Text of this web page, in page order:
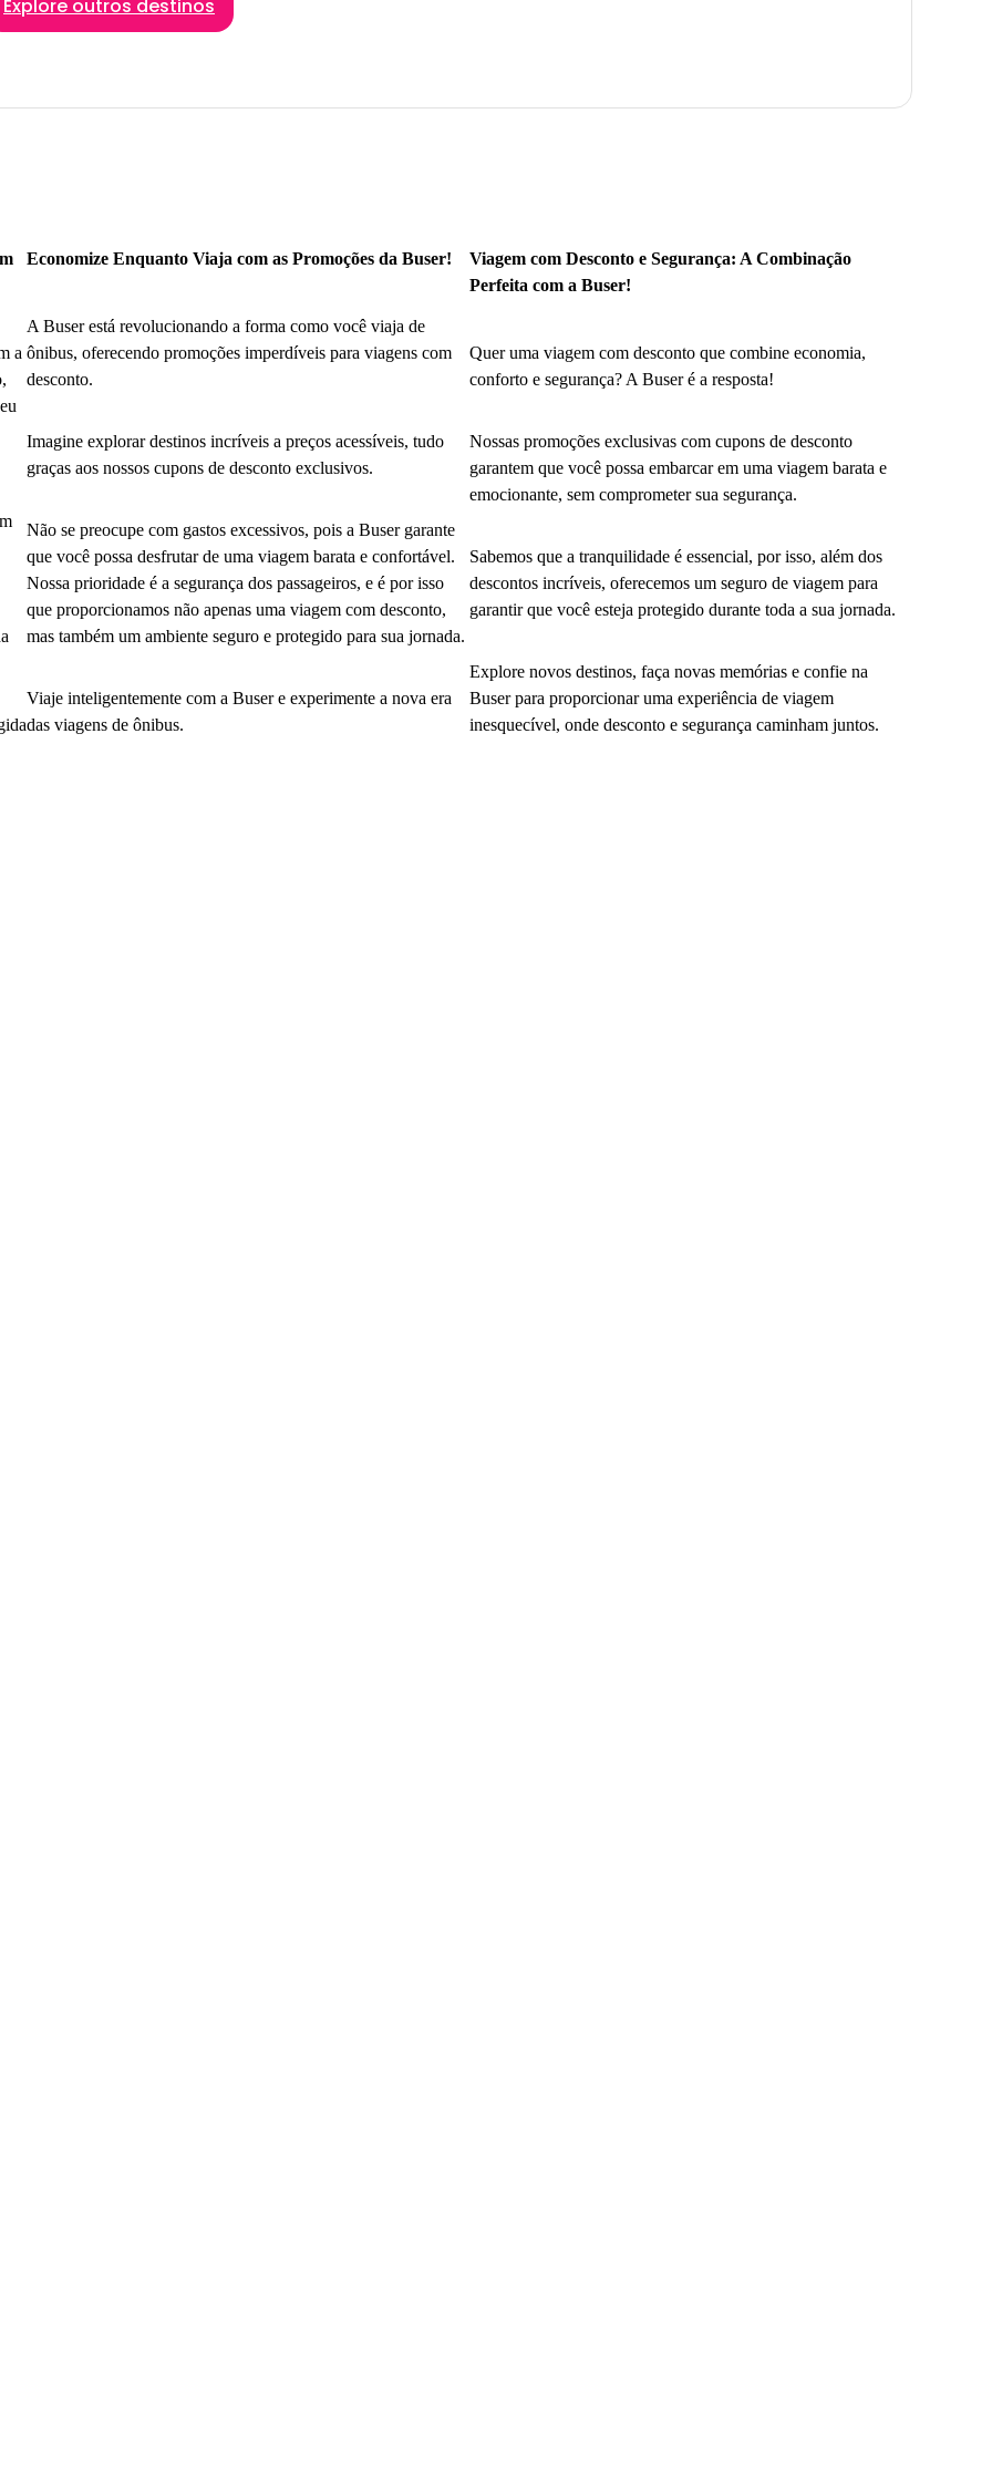
Explore outros destinos
a
Economize Enquanto Viaja com as Promoções da Buser!
A Buser está revolucionando a forma como você viaja de
ônibus, oferecendo promoções imperdíveis para viagens com
desconto.
Imagine explorar destinos incríveis a preços acessíveis, tudo
graças aos nossos cupons de desconto exclusivos.
Não se preocupe com gastos excessivos, pois a Buser garante
que você possa desfrutar de uma viagem barata e confortável.
Nossa prioridade é a segurança dos passageiros, e é por isso
que proporcionamos não apenas uma viagem com desconto,
mas também um ambiente seguro e protegido para sua jornada.
Viaje inteligentemente com a Buser e experimente a nova era
das viagens de ônibus.
Viagem com Desconto e Segurança: A Combinação
Perfeita com a Buser!
Quer uma viagem com desconto que combine economia,
conforto e segurança? A Buser é a resposta!
Nossas promoções exclusivas com cupons de desconto
garantem que você possa embarcar em uma viagem barata e
emocionante, sem comprometer sua segurança.
Sabemos que a tranquilidade é essencial, por isso, além dos
descontos incríveis, oferecemos um seguro de viagem para
garantir que você esteja protegido durante toda a sua jornada.
Explore novos destinos, faça novas memórias e confie na
Buser para proporcionar uma experiência de viagem
inesquecível, onde desconto e segurança caminham juntos.